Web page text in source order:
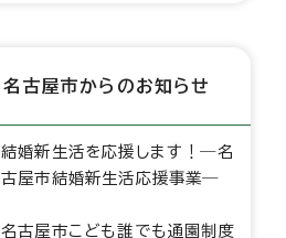
名古屋市からのお知らせ
結婚新生活を応援します！―名
古屋市結婚新生活応援事業―
名古屋市こども誰でも通園制度